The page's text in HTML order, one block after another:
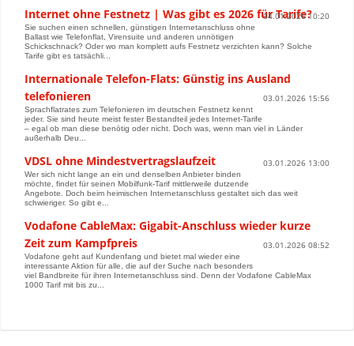
Internet ohne Festnetz | Was gibt es 2026 für Tarife?
04.01.2026 10:20
Sie suchen einen schnellen, günstigen Internetanschluss ohne
Ballast wie Telefonflat, Virensuite und anderen unnötigen
Schickschnack? Oder wo man komplett aufs Festnetz verzichten kann? Solche
Tarife gibt es tatsächli...
Internationale Telefon-Flats: Günstig ins Ausland
telefonieren
03.01.2026 15:56
Sprachflatrates zum Telefonieren im deutschen Festnetz kennt
jeder. Sie sind heute meist fester Bestandteil jedes Internet-Tarife
– egal ob man diese benötig oder nicht. Doch was, wenn man viel in Länder
außerhalb Deu...
VDSL ohne Mindestvertragslaufzeit 03.01.2026 13:00
Wer sich nicht lange an ein und denselben Anbieter binden
möchte, findet für seinen Mobilfunk-Tarif mittlerweile dutzende
Angebote. Doch beim heimischen Internetanschluss gestaltet sich das weit
schwieriger. So gibt e...
Vodafone CableMax: Gigabit-Anschluss wieder kurze
Zeit zum Kampfpreis
03.01.2026 08:52
Vodafone geht auf Kundenfang und bietet mal wieder eine
interessante Aktion für alle, die auf der Suche nach besonders
viel Bandbreite für ihren Internetanschluss sind. Denn der Vodafone CableMax
1000 Tarif mit bis zu...